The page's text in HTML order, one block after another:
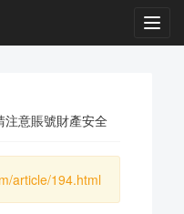
注意賬號財產安全
article/194.html